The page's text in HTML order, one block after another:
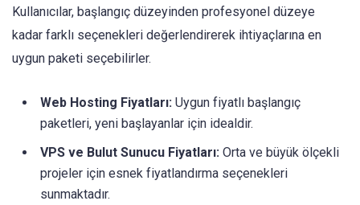
Kullanıcılar, başlangıç düzeyinden profesyonel düzeye
kadar farklı seçenekleri değerlendirerek ihtiyaçlarına en
uygun paketi seçebilirler.
Web Hosting Fiyatları: Uygun fiyatlı başlangıç
paketleri, yeni başlayanlar için idealdir.
VPS ve Bulut Sunucu Fiyatları: Orta ve büyük ölçekli
projeler için esnek fiyatlandırma seçenekleri
sunmaktadır.